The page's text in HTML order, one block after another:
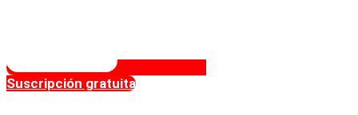
Suscripción gratuita